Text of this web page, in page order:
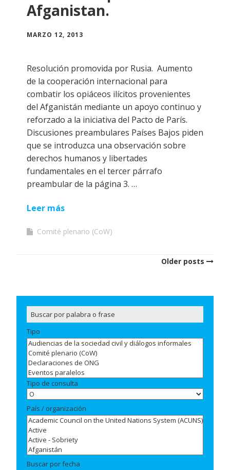
Afganistan.
MARZO 12, 2013
Resolución promovida por Rusia. Aumento
de la cooperación internacional para
combatir los opiáceos ilícitos provenientes
del Afganistán mediante un apoyo continuo y
reforzado a la iniciativa del Pacto de París.
Discusiones preambulares Países Bajos piden
que se introduzca una observación sobre
derechos humanos y libertades
fundamentales en el tercer párrafo
preambular de la página 3. …
Leer más
Comité plenario (CoW)
Older posts
Tipo
Tipo de consulta
País / organización
Buscar por fecha